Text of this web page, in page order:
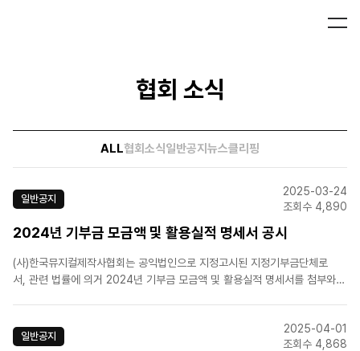
협회 소식
ALL협회소식일반공지 뉴스클리핑
일반공지
2025-03-24
조회수 4,890
2024년 기부금 모금액 및 활용실적 명세서 공시
(사)한국뮤지컬제작사협회는 공익법인으로 지정고시된 지정기부금단체로
서, 관련 법률에 의거 2024년 기부금 모금액 및 활용실적 명세서를 첨부와
일반공지
2025-04-01
조회수 4,868